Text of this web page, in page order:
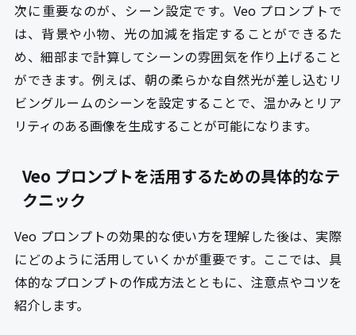
次に重要なのが、シーン設定です。Veo プロンプトで
は、背景や小物、光の加減を指定することができるた
め、細部まで計算してシーンの雰囲気を作り上げること
ができます。例えば、朝の柔らかな自然光が差し込むリ
ビングルームのシーンを設定することで、温かみとリア
リティのある画像を生成することが可能になります。
Veo プロンプトを活用するための具体的なテ
クニック
Veo プロンプトの効果的な使い方を理解した後は、実際
にどのように活用していくかが重要です。ここでは、具
体的なプロンプトの作成方法とともに、注意点やコツを
紹介します。